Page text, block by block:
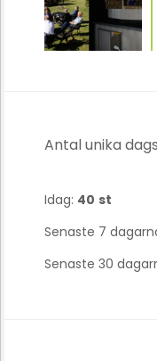
Antal unika
Idag: 40 st
Senaste 7
Senaste 30